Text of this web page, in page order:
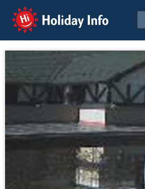
Holiday Info